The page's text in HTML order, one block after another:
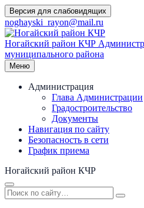
Перейти
к
содержимому
Версия для слабовидящих
noghayski_rayon@mail.ru
Ногайский район КЧР
муниципального района
Меню
Администрация
Глава Администрации
Градостроительство
Документы
Навигация по сайту
Безопасность в сети
График приема
Ногайский район КЧР